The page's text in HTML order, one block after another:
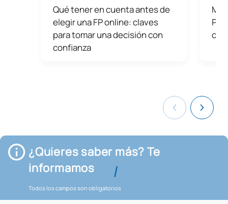
Qué tener en cuenta antes de
elegir una FP online: claves
para tomar una decisión con
confianza
¿Quieres saber más? Te
informamos
Todos los campos son obligatorios